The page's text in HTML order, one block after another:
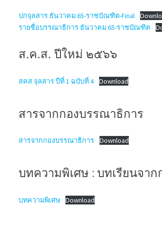
ปกจุลสาร ธันวาคม 65-ราชบัณฑิต-Final
รายชื่อบรรณาธิการ ธันวาคม 65-ราชบัณฑิต
ส.ค.ส. ปีใหม่ ๒๕๖๖
สคส จุลสาร ปีที่ 1 ฉบับที่ 4 Download
สารจากกองบรรณาธิการ
สารจากกองบรรณาธิการ Download
บทความพิเศษ : บทเรียนจาก
บทความพิเศษ Download